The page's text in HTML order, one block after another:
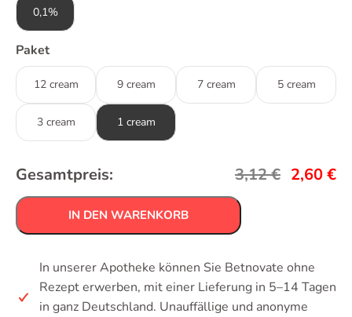
0,1%
Paket
12 cream 9 cream 7 cream 5 cream
3 cream 1 cream
Gesamtpreis: 3,12€ 2,60€
IN DEN WARENKORB
In unserer Apotheke können Sie Betnovate ohne
Rezept erwerben, mit einer Lieferung in 5–14 Tagen
in ganz Deutschland. Unauffällige und anonyme